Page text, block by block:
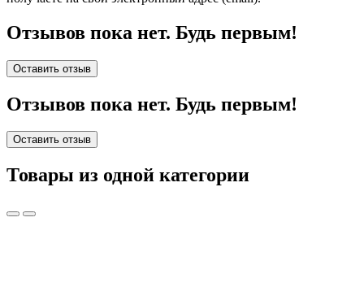
Отзывов пока нет. Будь первым!
Оставить отзыв
Отзывов пока нет. Будь первым!
Оставить отзыв
Товары из одной категории